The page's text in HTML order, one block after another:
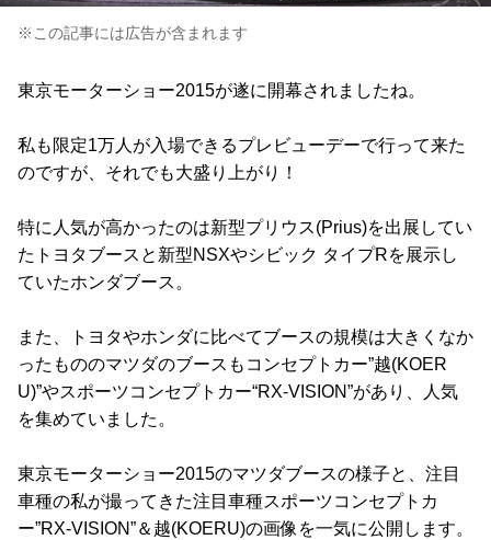
※この記事には広告が含まれます
東京モーターショー2015が遂に開幕されましたね。
私も限定1万人が入場できるプレビューデーで行って来た
のですが、それでも大盛り上がり！
特に人気が高かったのは新型プリウス(Prius)を出展してい
たトヨタブースと新型NSXやシビック タイプRを展示し
ていたホンダブース。
また、トヨタやホンダに比べてブースの規模は大きくなか
ったもののマツダのブースもコンセプトカー”越(KOER
U)”やスポーツコンセプトカー“RX-VISION”があり、人気
を集めていました。
東京モーターショー2015のマツダブースの様子と、注目
車種の私が撮ってきた注目車種スポーツコンセプトカ
ー”RX-VISION”＆越(KOERU)の画像を一気に公開します。